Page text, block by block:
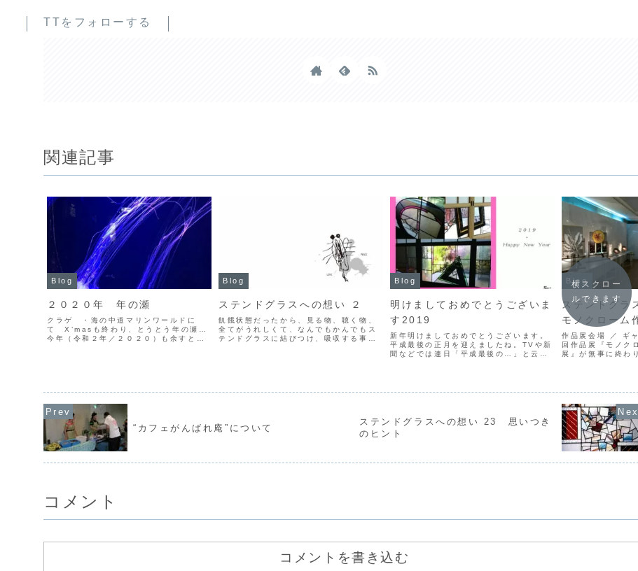
TTをフォローする
関連記事
Blog
２０２０年 年の瀬
クラゲ ・海の中道マリンワールドに
て X’masも終わり、とうとう年の瀬…
今年（令和２年／２０２０）も余すとこ
Blog
ステンドグラスへの想い ２
飢餓状態だったから、見る物、聴く物、
全てがうれしくて、なんでもかんでもス
テンドグラスに結びつけ、吸収する事の
Blog
明けましておめでとうございま
す2019
新年明けましておめでとうございます。
平成最後の正月を迎えましたね。TVや新
聞などでは連日「平成最後の…」と云わ
Blog
ステンドグ
モノクローム
作品展会場 ／ ギ
回作品展『モノク
展』が無事に終わ
横スクロー
ルできます
“カフェがんばれ庵”について
ステンドグラスへの想い 23 思いつき
のヒント
コメント
コメントを書き込む